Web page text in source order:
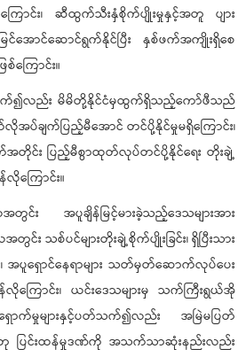
ြောင်း၊ ဆီထွက်သီးနှံစိုက်ပျိုးမှုနှင့်အတူ ပျား
င်အောင်ဆောင်ရွက်နိုင်ပြီး နှစ်ဖက်အကျိုးရှိစေ
ြောင်း။
သက်၍လည်း မိမိတို့နိုင်ငံမှထွက်ရှိသည့်ကော်ဖီသည်
လိုအပ်ချက်ပြည့်မီအောင် တင်ပို့နိုင်မှုမရှိကြောင်း၊
တိုင်း ပြည့်မီစွာထုတ်လုပ်တင်ပို့နိုင်ရေး တိုးချဲ့
ကြောင်း။
း အပူချိန်မြင့်မားခဲ့သည့်ဒေသများအား
သစ်ပင်များတိုးချဲ့စိုက်ပျိုးခြင်း၊ ရှိပြီးသား
း၊ အပူရှောင်နေရာများ သတ်မှတ်ဆောက်လုပ်ပေး
ကြောင်း၊ ယင်းဒေသများမှ သက်ကြီးရွယ်အို
ရှောက်မှုများနှင့်ပတ်သက်၍လည်း အမြဲမပြတ်
တု ပြင်းထန်မှုဒဏ်ကို အသက်သာဆုံးနည်းလည်း